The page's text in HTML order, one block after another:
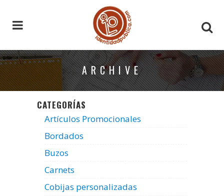
ARCHIVE
CATEGORÍAS
Artículos Promocionales
Bordados
Buzos
Carnets
Cobijas personalizadas